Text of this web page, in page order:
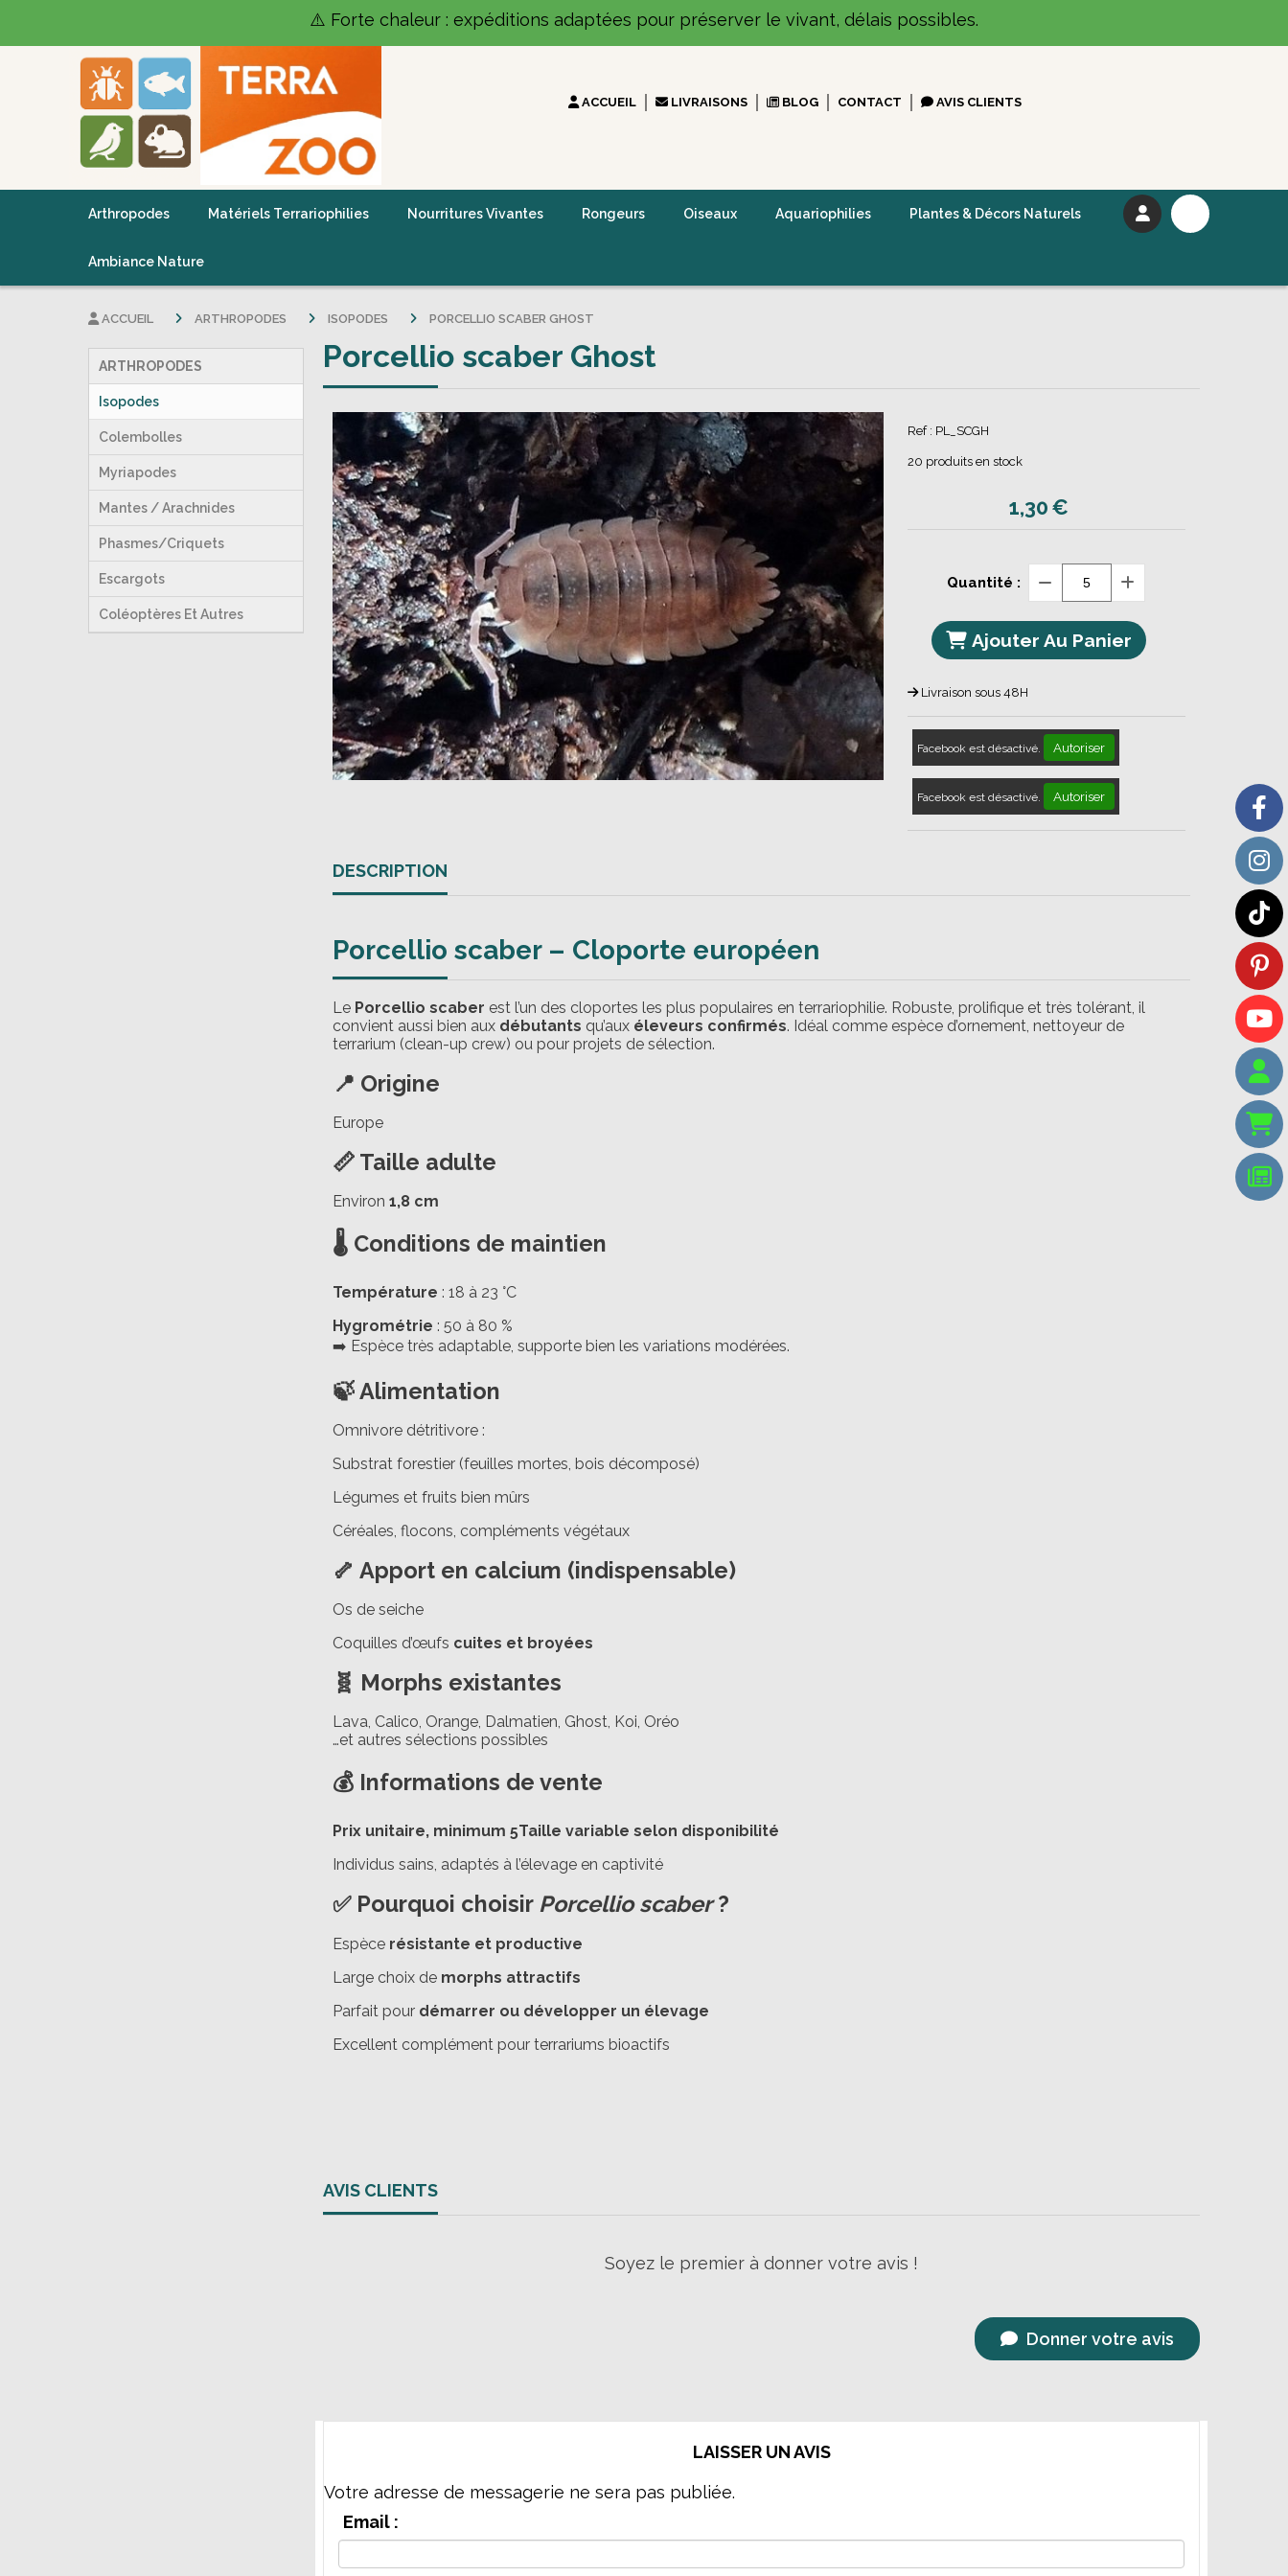
⚠️ Forte chaleur : expéditions adaptées pour préserver le vivant, délais possibles.
ACCUEIL LIVRAISONS BLOG CONTACT AVIS CLIENTS
Arthropodes Matériels Terrariophilies Nourritures Vivantes Rongeurs Oiseaux Aquariophilies Plantes & Décors Naturels
Ambiance Nature
ARTHROPODES
Isopodes
Colembolles
Myriapodes
Mantes / Arachnides
Phasmes/Criquets
Escargots
Coléoptères Et Autres
ACCUEIL ARTHROPODES ISOPODES PORCELLIO SCABER GHOST
Porcellio scaber Ghost
Ref : PL_SCGH
1,30€
20 produits en stock
Quantité :
Ajouter Au Panier
Livraison sous 48H
Facebook est désactivé. Autoriser
Facebook est désactivé. Autoriser
DESCRIPTION
Porcellio scaber – Cloporte européen
Le Porcellio scaber est l’un des cloportes les plus populaires en terrariophilie. Robuste, prolifique et très tolérant, il
convient aussi bien aux débutants qu’aux éleveurs confirmés. Idéal comme espèce d’ornement, nettoyeur de
terrarium (clean-up crew) ou pour projets de sélection.
📍 Origine
Europe
📏 Taille adulte
Environ 1,8 cm
🌡️ Conditions de maintien
Température : 18 à 23 °C
Hygrométrie : 50 à 80 %
➡️ Espèce très adaptable, supporte bien les variations modérées.
🍃 Alimentation
Omnivore détritivore :
Substrat forestier (feuilles mortes, bois décomposé)
Légumes et fruits bien mûrs
Céréales, flocons, compléments végétaux
🦴 Apport en calcium (indispensable)
Os de seiche
Coquilles d’œufs cuites et broyées
🧬 Morphs existantes
Lava, Calico, Orange, Dalmatien, Ghost, Koi, Oréo
…et autres sélections possibles
💰 Informations de vente
Prix unitaire, minimum 5Taille variable selon disponibilité
Individus sains, adaptés à l’élevage en captivité
✅ Pourquoi choisir Porcellio scaber?
Espèce résistante et productive
Large choix de morphs attractifs
Parfait pour démarrer ou développer un élevage
Excellent complément pour terrariums bioactifs
AVIS CLIENTS
Soyez le premier à donner votre avis !
Donner votre avis
LAISSER UN AVIS
Votre adresse de messagerie ne sera pas publiée.
Email :